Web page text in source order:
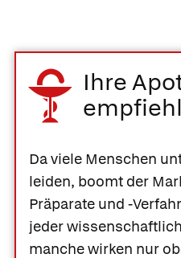
Ihre
Da viele Menschen
leiden, boomt der
Präparate und -
jeder
manche wirken nur